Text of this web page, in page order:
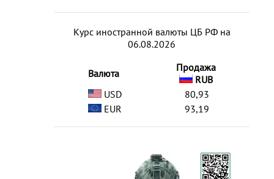
Курс иностранной валюты ЦБ РФ на
06.08.2026
Валюта
Продажа
RUB
USD
80,93
EUR
93,19